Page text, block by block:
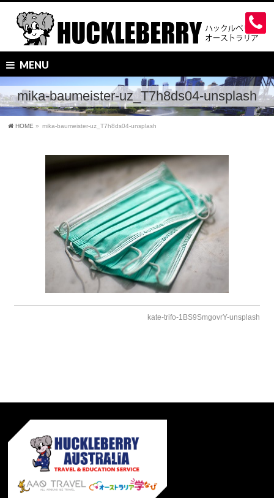
MENU
mika-baumeister-uz_T7h8ds04-unsplash
HOME » mika-baumeister-uz_T7h8ds04-unsplash
kate-trifo-1BS9SmgovrY-unsplash